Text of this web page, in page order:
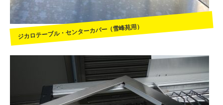
ジカロテーブル・センターカバー（雪峰苑用）